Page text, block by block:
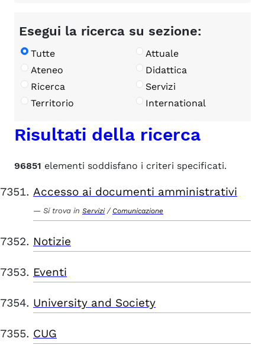
Esegui la ricerca su sezione:
Tutte
Attuale
Ateneo
Didattica
Ricerca
Servizi
Territorio
International
Risultati della ricerca
96851 elementi soddisfano i criteri specificati.
Accesso ai documenti amministrativi
Si trova in Servizi / Comunicazione
Notizie
Eventi
University and Society
CUG